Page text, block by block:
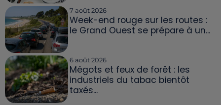
7 août 2026
Week-end rouge sur les routes :
le Grand Ouest se prépare à un...
6 août 2026
Mégots et feux de forêt : les
industriels du tabac bientôt
taxés...